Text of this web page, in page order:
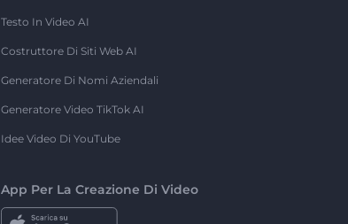
Testo In Video AI
Costruttore Di Siti Web AI
Generatore Di Nomi Aziendali
Generatore Video TikTok AI
Idee Video Di YouTube
App Per La Creazione Di Video